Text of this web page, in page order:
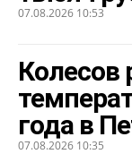
07.08.2026 10:53
Колесов
года в
07.08.2026 10:35